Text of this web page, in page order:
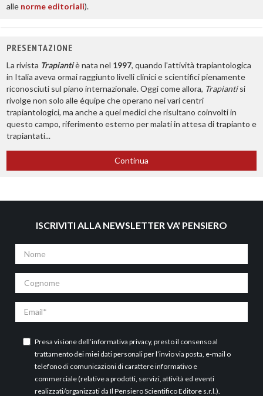
alle norme editoriali).
PRESENTAZIONE
La rivista Trapiantiè nata nel 1997, quando l'attività trapiantologica
in Italia aveva ormai raggiunto livelli clinici e scientifici pienamente
riconosciuti sul piano internazionale. Oggi come allora, Trapiantisi
rivolge non solo alle équipe che operano nei vari centri
trapiantologici, ma anche a quei medici che risultano coinvolti in
questo campo, riferimento esterno per malati in attesa di trapianto e
trapiantati...
Continua
ISCRIVITI ALLA NEWSLETTER VA' PENSIERO
Nome
Cognome
Email
Presa visione dell’informativa privacy, presto il consenso al
trattamento dei miei dati personali per l’invio via posta, e-mail o
telefono di comunicazioni di carattere informativo e
commerciale (relative a prodotti, servizi, attività ed eventi
realizzati/organizzati da Il Pensiero Scientifico Editore s.r.l.).